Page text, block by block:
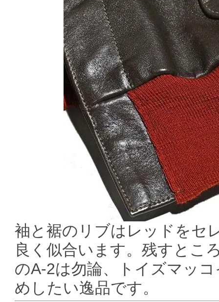
袖と裾のリブはレッドをセ
良く似合います。残すとこ
のA-2は勿論、トイズマッ
めしたい逸品です。